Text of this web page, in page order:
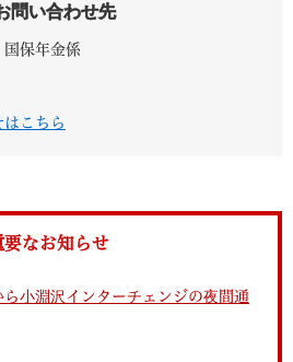
問い合わせ先
国保年金係
はこちら
要なお知らせ
小淵沢インターチェンジの夜間通